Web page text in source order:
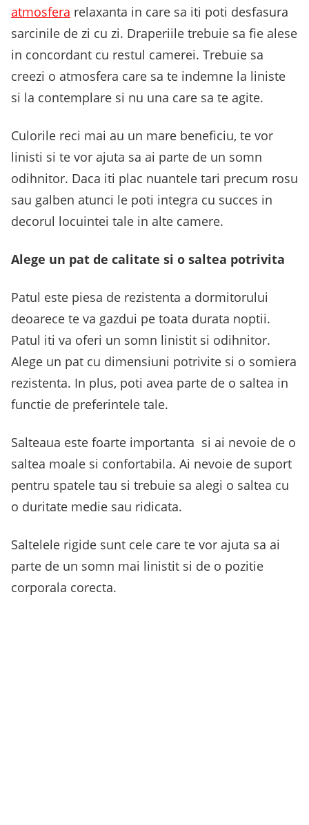
atmosfera relaxanta in care sa iti poti desfasura
sarcinile de zi cu zi. Draperiile trebuie sa fie alese
in concordant cu restul camerei. Trebuie sa
creezi o atmosfera care sa te indemne la liniste
si la contemplare si nu una care sa te agite.
Culorile reci mai au un mare beneficiu, te vor
linisti si te vor ajuta sa ai parte de un somn
odihnitor. Daca iti plac nuantele tari precum rosu
sau galben atunci le poti integra cu succes in
decorul locuintei tale in alte camere.
Alege un pat de calitate si o saltea potrivita
Patul este piesa de rezistenta a dormitorului
deoarece te va gazdui pe toata durata noptii.
Patul iti va oferi un somn linistit si odihnitor.
Alege un pat cu dimensiuni potrivite si o somiera
rezistenta. In plus, poti avea parte de o saltea in
functie de preferintele tale.
Salteaua este foarte importanta si ai nevoie de o
saltea moale si confortabila. Ai nevoie de suport
pentru spatele tau si trebuie sa alegi o saltea cu
o duritate medie sau ridicata.
Saltelele rigide sunt cele care te vor ajuta sa ai
parte de un somn mai linistit si de o pozitie
corporala corecta.